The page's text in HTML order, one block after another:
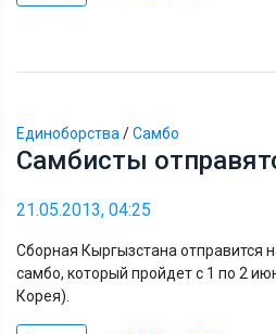
Единоборства /Самбо
Самбисты
21.05.2013, 04:25
Сборная Кыргызстана отправится
самбо, который пройдет с 1 по 2
Корея).